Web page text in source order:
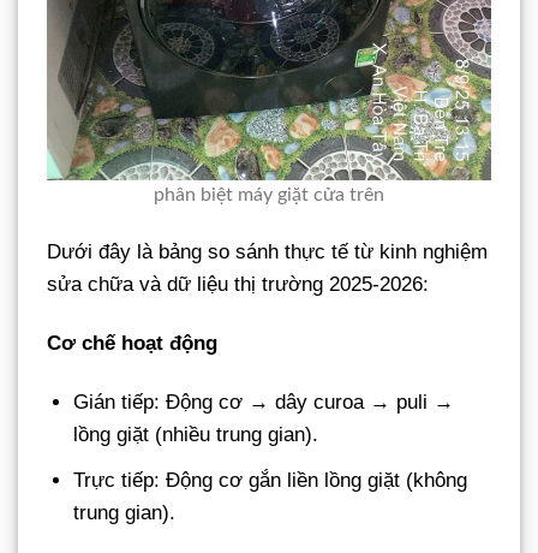
phân biệt máy giặt cửa trên
Dưới đây là bảng so sánh thực tế từ kinh nghiệm
sửa chữa và dữ liệu thị trường 2025-2026:
Cơ chế hoạt động
Gián tiếp: Động cơ → dây curoa → puli →
lồng giặt (nhiều trung gian).
Trực tiếp: Động cơ gắn liền lồng giặt (không
trung gian).